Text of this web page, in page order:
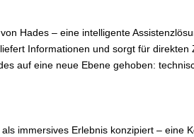
Hades – eine intelligente
Informationen und sorgt für direkten
auf eine neue Ebene gehoben:
immersives Erlebnis konzipiert – eine